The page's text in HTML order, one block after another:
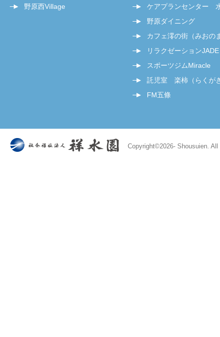
野原西Village
ケアプランセンター
野原ダイニング
カフェ澪の街（みおの
リラクゼーションJADE
スポーツジムMiracle
託児室 楽柿（らくが
FM五條
Copyright©2026- Shousuien.